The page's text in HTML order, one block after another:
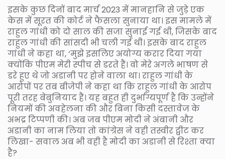
इसके कुछ दिनों बाद मार्च 2023 में मानहानि से जुड़े एक
केस में सूरत की कोर्ट ने फैसला सुनाया था। इस मामले में
राहुल गांधी को दो साल की सजा सुनाई गई थी, जिसके बाद
राहुल गांधी की सांसदी भी चली गई थी। इसके बाद राहुल
गांधी ने कहा था, ‘मुझे इसलिए अयोग्य करार दिया गया
क्योंकि पीएम मेरी स्पीच से डरते हैं। वो मेरे अगले भाषण से
डरे हुए थे जो अडानी पर होने वाला था। राहुल गांधी के
आरोपों पर तब बीजेपी ने कहा था कि राहुल गांधी के आरोप
पूरी तरह बेबुनियाद हैं। यह बहुत ही दुर्भाग्यपूर्ण है कि उन्होंने
नियमों की अवहेलना की और बिना किसी दस्तावेज के
अभद्र टिप्पणी की। अब जब पीएम मोदी ने अंबानी और
अडानी का नाम लिया तो कांग्रेस ने वही तस्वीर ट्वीट कर
लिखा- सवाल अब भी वही है मोदी का अडानी से रिश्ता क्या
है?